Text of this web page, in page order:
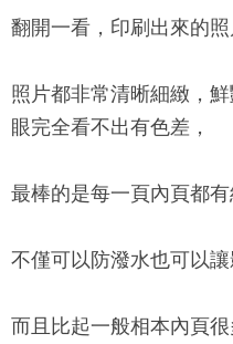
翻開一看，印刷出來的照
照片都非常清晰細緻，
眼完全看不出有色差，
最棒的是每一頁內頁都有
不僅可以防潑水也可以
而且比起一般相本內頁